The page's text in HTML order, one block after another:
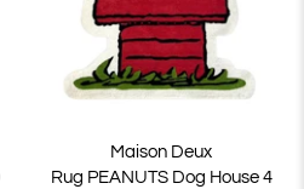
Maison Deux
Rug PEANUTS Dog House 4